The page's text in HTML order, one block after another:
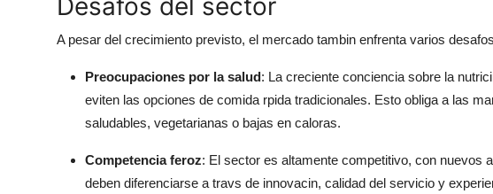
Desafos del sector
A pesar del crecimiento previsto, el mercado tambin enfrenta varios
Preocupaciones por la salud: La creciente conciencia sobre la
eviten las opciones de comida rpida tradicionales. Esto obliga a las
saludables, vegetarianas o bajas en caloras.
Competencia feroz: El sector es altamente competitivo, con nuevos
deben diferenciarse a travs de innovacin, calidad del servicio y